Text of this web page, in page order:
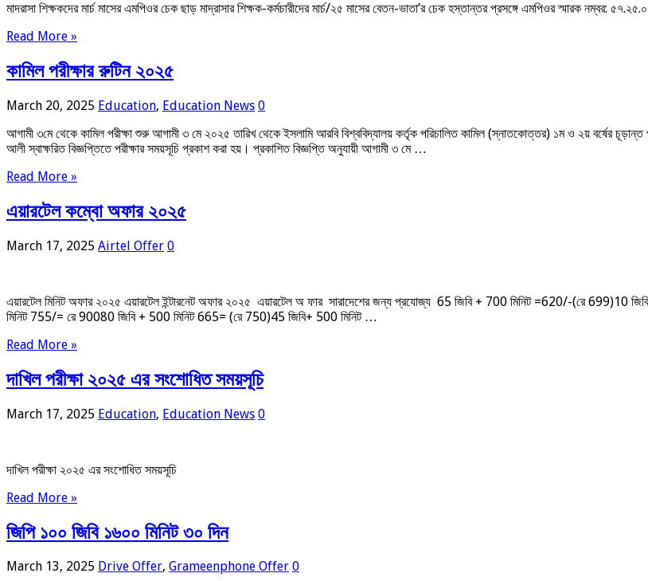
মাদরাসা শিক্ষকদের মার্চ মাসের এমপিওর চেক ছাড় মাদ্রাসার শিক্ষক-কর্মচারীদের মার্চ/২৫ মাসের বেতন-ভাতা’র চেক হস্তান্তর প্রসঙ্গে এমপিওর স্মারক নম্বর:
Read More »
কামিল পরীক্ষার রুটিন ২০২৫
March 20, 2025 Education, Education News 0
আগামী ৩মে থেকে কামিল পরীক্ষা শুরু আগামী ৩ মে ২০২৫ তারিখ থেকে ইসলামি আরবি বিশ্ববিদ্যালয় কর্তৃক পরিচালিত কামিল (স্নাতকোত্তর) ১ম ও ২য় বর্ষের
আলী স্বাক্ষরিত বিজ্ঞপ্তিতে পরীক্ষার সময়সূচি প্রকাশ করা হয়। প্রকাশিত বিজ্ঞপ্তি অনুযায়ী আগামী ৩ মে …
Read More »
এয়ারটেল কম্বো অফার ২০২৫
March 17, 2025 Airtel Offer 0
এয়ারটেল মিনিট অফার ২০২৫ এয়ারটেল ইন্টারনেট অফার ২০২৫ এয়ারটেল অ ফার সারাদেশের জন্য প্রযোজ্য 65 জিবি + 700 মিনিট =620/-(রে
মিনিট 755/= রে 90080 জিবি + 500 মিনিট 665= (রে 750)45 জিবি+ 500 মিনিট …
Read More »
দাখিল পরীক্ষা ২০২৫ এর সংশোধিত সময়সূচি
March 17, 2025 Education, Education News 0
দাখিল পরীক্ষা ২০২৫ এর সংশোধিত সময়সূচি
Read More »
জিপি ১০০ জিবি ১৬০০ মিনিট ৩০ দিন
March 13, 2025 Drive Offer, Grameenphone Offer 0